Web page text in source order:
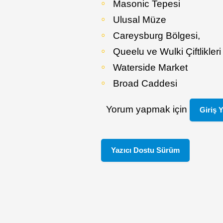
Masonic Tepesi
Ulusal Müze
Careysburg Bölgesi,
Queelu ve Wulki Çiftlikleri
Waterside Market
Broad Caddesi
Yorum yapmak için Giriş
Yazıcı Dostu Sürüm